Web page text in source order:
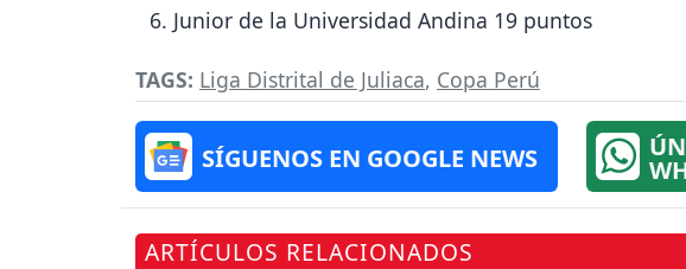
Junior de la Universidad Andina 19 puntos
TAGS: Liga Distrital de Juliaca, Copa Perú
SÍGUENOS EN GOOGLE NEWS
ARTÍCULOS RELACIONADOS